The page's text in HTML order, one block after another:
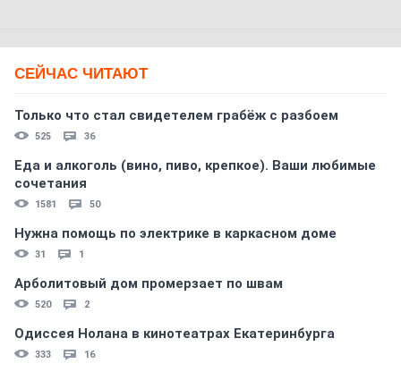
СЕЙЧАС ЧИТАЮТ
Только что стал свидетелем грабёж с разбоем
525 36
Еда и алкоголь (вино, пиво, крепкое). Ваши любимые
сочетания
1581 50
Нужна помощь по электрике в каркасном доме
31 1
Арболитовый дом промерзает по швам
520 2
Одиссея Нолана в кинотеатрах Екатеринбурга
333 16